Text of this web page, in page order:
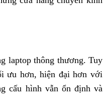
laptop thông thương. Tuy
ưu hơn, hiện đại hơn với
cấu hình vẫn ổn định và